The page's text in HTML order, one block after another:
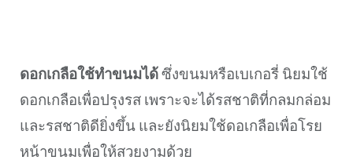
ดอกเกลือใช้ทำขนมได้ซึ่งขนมหรือเบเกอรี่ นิยมใช้
ดอกเกลือเพื่อปรุงรส เพราะจะได้รสชาติที่กลมกล่อม
และรสชาติดียิ่งขึ้น และยังนิยมใช้ดอเกลือเพื่อโรย
หน้าขนมเพื่อให้สวยงามด้วย